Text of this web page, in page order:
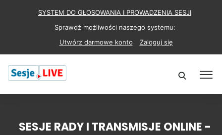
SYSTEM DO GŁOSOWANIA I PROWADZENIA SESJI
Sprawdź możliwości naszego systemu:
Utwórz darmowe konto
Zaloguj się
SESJE RADY I TRANSMISJE ONLINE -